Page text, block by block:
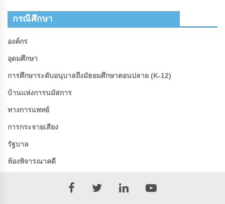
กรณีศึกษา
องค์กร
อุดมศึกษา
การศึกษาระดับอนุบาลถึงมัธยมศึกษาตอนปลาย (K-12)
บ้านแห่งการนมัสการ
ทางการแพทย์
การกระจายเสียง
รัฐบาล
ห้องพิจารณาคดี